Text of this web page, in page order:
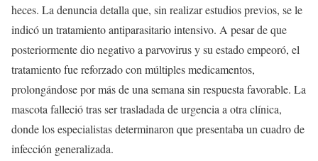
heces. La denuncia detalla que, sin realizar estudios previos, se le
indicó un tratamiento antiparasitario intensivo. A pesar de que
posteriormente dio negativo a parvovirus y su estado empeoró, el
tratamiento fue reforzado con múltiples medicamentos,
prolongándose por más de una semana sin respuesta favorable. La
mascota falleció tras ser trasladada de urgencia a otra clínica,
donde los especialistas determinaron que presentaba un cuadro de
infección generalizada.